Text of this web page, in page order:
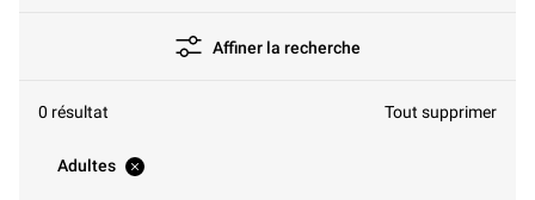
Affiner la recherche
0 résultat Tout supprimer
Adultes